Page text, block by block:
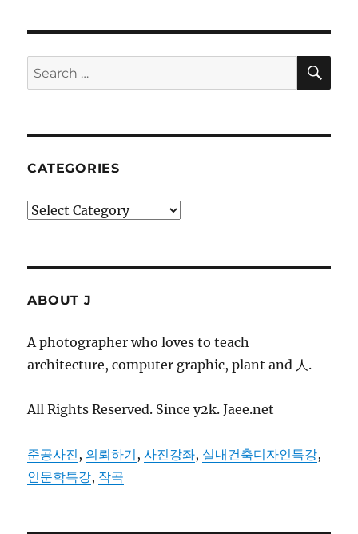
SOL
파
Search
for:
CATEGORIES
Categories
ABOUT J
A photographer who loves to teach
architecture, computer graphic, plant and 人.
All Rights Reserved. Since y2k. Jaee.net
준공사진 , 의뢰하기 ,사진강좌, 실내건축디자인특강,
인문학특강, 작곡